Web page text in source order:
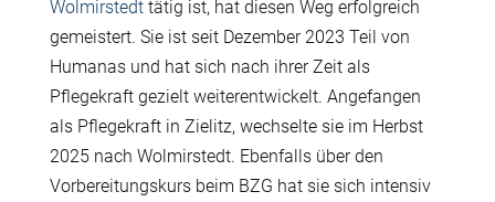
Wolmirstedttätig ist, hat diesen Weg erfolgreich
gemeistert. Sie ist seit Dezember 2023 Teil von
Humanas und hat sich nach ihrer Zeit als
Pflegekraft gezielt weiterentwickelt. Angefangen
als Pflegekraft in Zielitz, wechselte sie im Herbst
2025 nach Wolmirstedt. Ebenfalls über den
Vorbereitungskurs beim BZG hat sie sich intensiv